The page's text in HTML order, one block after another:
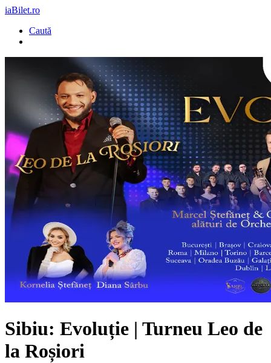
iaBilet.ro
Caută
Sibiu: Evoluție | Turneu Leo de
la Roșiori